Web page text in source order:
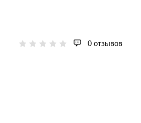
0 отзывов